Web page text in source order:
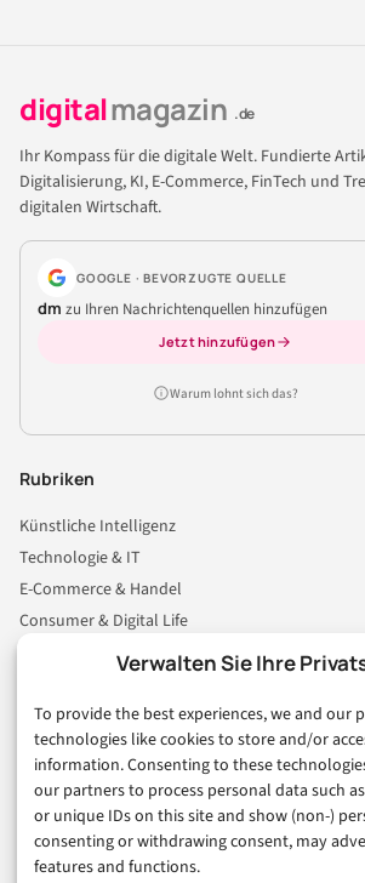
Verwalten Sie Ihre
To provide the best experiences, we and our
technologies like cookies to store and/or
information. Consenting to these
our partners to process personal data such
or unique IDs on this site and show (non-)
consenting or withdrawing consent, may
features and functions.
digitalmagazin .de
Ihr Kompass für die digitale Welt. Fundierte
Digitalisierung, KI, E-Commerce, FinTech und
digitalen Wirtschaft.
GOOGLE · BEVORZUGTE QUELLE
dm zu Ihren Nachrichtenquellen hinzufügen
Jetzt hinzufügen
Warum lohnt sich das?
Rubriken
Künstliche Intelligenz
Technologie & IT
E-Commerce & Handel
Consumer & Digital Life
Business & Karriere
Sicherheit & Recht
Digitalisierung
Marketing
Magazin